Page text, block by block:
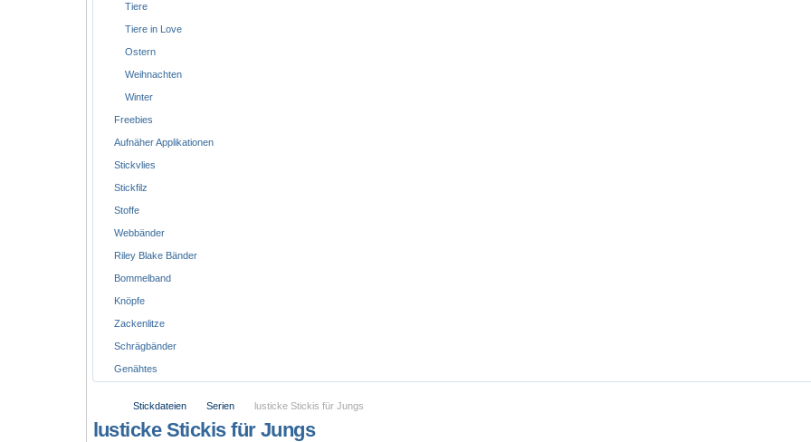
Tiere
Tiere in Love
Ostern
Weihnachten
Winter
Freebies
Aufnäher Applikationen
Stickvlies
Stickfilz
Stoffe
Webbänder
Riley Blake Bänder
Bommelband
Knöpfe
Zackenlitze
Schrägbänder
Genähtes
Stickdateien Serien lusticke Stickis für Jungs
lusticke Stickis für Jungs